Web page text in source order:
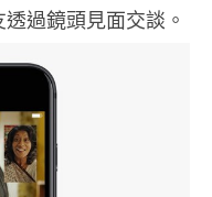
過鏡頭見面交談。